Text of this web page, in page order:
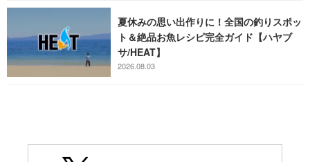
夏休みの思い出作りに！全国の釣りスポッ
ト＆絶品お魚レシピ完全ガイド【ハヤブ
サ/HEAT】
2026.08.03